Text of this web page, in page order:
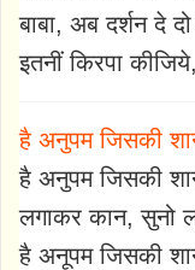
बाबा, अब दर्शन दे
इतनीं किरपा
है अनुपम जिसकी
है अनुपम जिसकी
लगाकर कान, सुनो
है अनूपम जिसकी